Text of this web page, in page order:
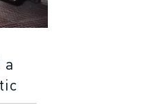
a